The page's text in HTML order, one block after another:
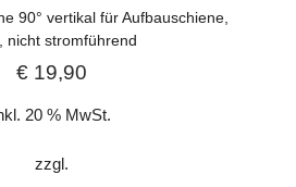
90° vertikal für Aufbauschiene,
nicht stromführend
€ 19,90
20 % MwSt.
zzgl.